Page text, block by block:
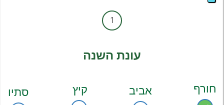
1
עונת השנה
חורף אביב קיץ סתיו